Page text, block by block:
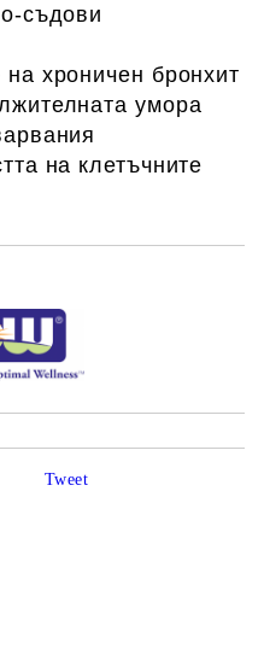
съдови
хроничен бронхит
умора
на клетъчните
Tweet